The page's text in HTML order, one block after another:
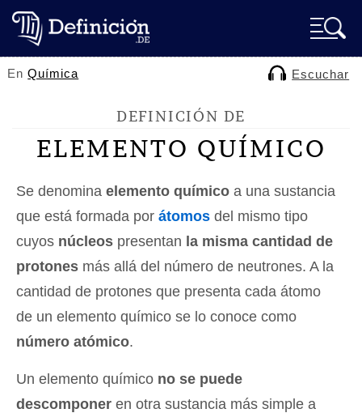
EnQuímica Escuchar
DEFINICIÓN DE
ELEMENTO QUÍMICO
Se denomina elemento químico a una sustancia
que está formada por átomos del mismo tipo
cuyos núcleos presentan la misma cantidad de
protones más allá del número de neutrones. A la
cantidad de protones que presenta cada átomo
de un elemento químico se lo conoce como
número atómico.
Un elemento químico no se puede
descomponer en otra sustancia más simple a